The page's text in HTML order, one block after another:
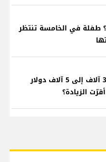
طفلة في الخامسة تنتظر
راتب النائب من 3 آلاف إلى 5 آلاف دولار
الزيادة؟